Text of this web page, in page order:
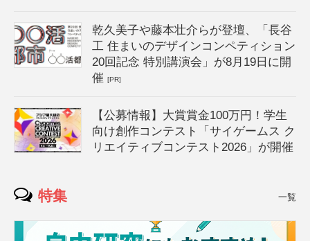
乾久美子や藤本壮介らが登壇、「長谷
工 住まいのデザインコンペティション
20回記念 特別講演会」が8月19日に開
催[PR]
【公募情報】大賞賞金100万円！学生
向け創作コンテスト「サイゲームス ク
リエイティブコンテスト2026」が開催
特集 一覧